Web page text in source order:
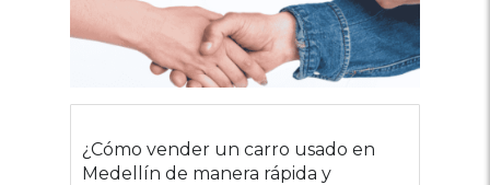
¿Cómo vender un carro usado en
Medellín de manera rápida y